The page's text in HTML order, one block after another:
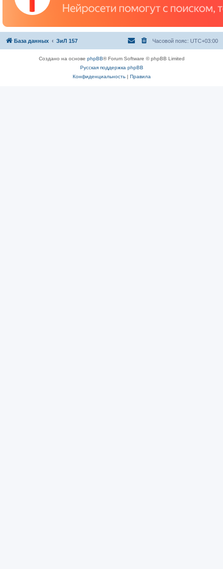
База данных ЗиЛ 157 Часовой пояс: UTC+03:00
Создано на основе phpBB® Forum Software © phpBB Limited
Русская поддержка phpBB
Конфиденциальность| Правила